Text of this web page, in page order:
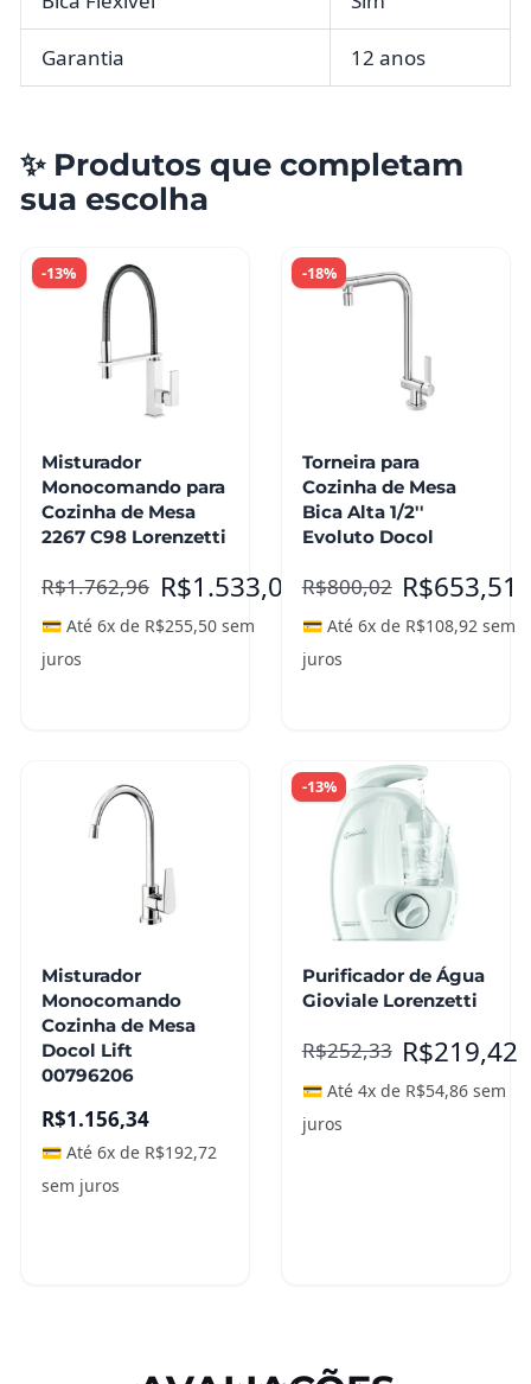
Garantia 12 anos
✨ Produtos que completam
sua escolha
-13%
Misturador
Monocomando para
Cozinha de Mesa
2267 C98 Lorenzetti
R$1.762,96 R$1.533,01
💳 Até 6x de R$255,50 sem
juros
-18%
Torneira para
Cozinha de Mesa
Bica Alta 1/2''
Evoluto Docol
R$800,02 R$653,51
💳 Até 6x de R$108,92sem
juros
Misturador
Monocomando
Cozinha de Mesa
Docol Lift
00796206
R$1.156,34
💳 Até 6x de R$192,72
sem juros
-13%
Purificador de Água
Gioviale Lorenzetti
R$252,33 R$219,42
💳 Até 4x de R$54,86sem
juros